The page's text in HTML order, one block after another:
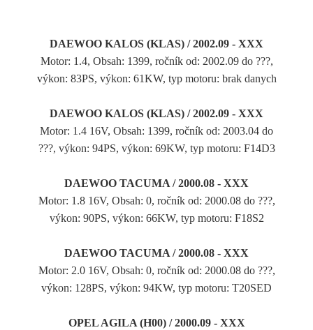
DAEWOO KALOS (KLAS) / 2002.09 - XXX
Motor: 1.4, Obsah: 1399, ročník od: 2002.09 do ???,
výkon: 83PS, výkon: 61KW, typ motoru: brak danych
DAEWOO KALOS (KLAS) / 2002.09 - XXX
Motor: 1.4 16V, Obsah: 1399, ročník od: 2003.04 do
???, výkon: 94PS, výkon: 69KW, typ motoru: F14D3
DAEWOO TACUMA / 2000.08 - XXX
Motor: 1.8 16V, Obsah: 0, ročník od: 2000.08 do ???,
výkon: 90PS, výkon: 66KW, typ motoru: F18S2
DAEWOO TACUMA / 2000.08 - XXX
Motor: 2.0 16V, Obsah: 0, ročník od: 2000.08 do ???,
výkon: 128PS, výkon: 94KW, typ motoru: T20SED
OPEL AGILA (H00) / 2000.09 - XXX